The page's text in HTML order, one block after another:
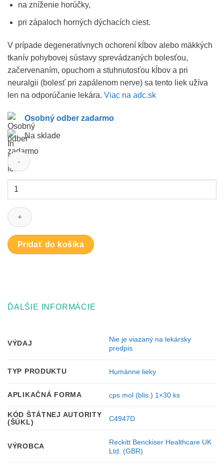
na zníženie horúčky,
pri zápaloch horných dýchacích ciest.
V prípade degeneratívnych ochorení kĺbov alebo mäkkých
tkanív pohybovej sústavy sprevádzaných bolesťou,
začervenaním, opuchom a stuhnutosťou kĺbov a pri
neuralgii (bolesť pri zapálenom nerve) sa tento liek užíva
len na odporúčanie lekára. Viac na adc.sk
Osobný odber zadarmo
Na sklade
množstvo
Rapid
400
Capsules
30
Pridať do košíka
ĎALŠIE INFORMÁCIE
VÝDAJ
Nie je viazaný na lekársky
predpis
TYP PRODUKTU Humánne lieky
APLIKAČNÁ FORMA cps mol (blis.) 1×30 ks
KÓD ŠTÁTNEJ AUTORITY
(ŠÚKL)
C4947D
VÝROBCA
Reckitt Benckiser Healthcare UK
Ltd. (GBR)